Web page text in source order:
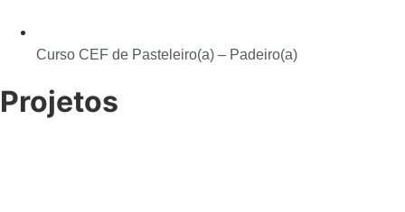
Curso CEF de Pasteleiro(a) – Padeiro(a)
Projetos